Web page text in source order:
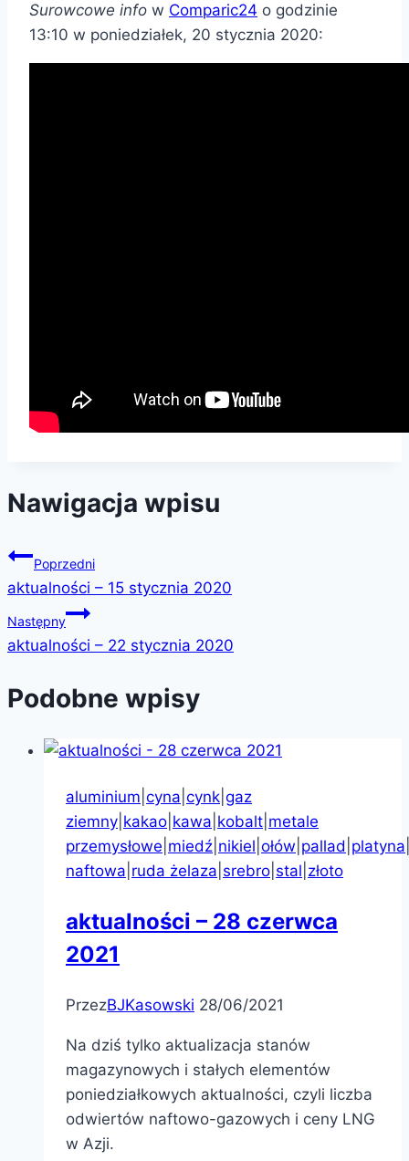
Surowcowe info w Comparic24 o godzinie
13:10 w poniedziałek, 20 stycznia 2020:
Nawigacja wpisu
Poprzedni
aktualności – 15 stycznia 2020
Następny
aktualności – 22 stycznia 2020
Podobne wpisy
aluminium cyna cynk gaz
ziemny kakao kawa kobalt metale
przemysłowe miedź nikiel ołów pallad platyna
naftowa ruda żelaza srebro stal złoto
aktualności – 28 czerwca
2021
PrzezBJKasowski 28/06/2021
Na dziś tylko aktualizacja stanów
magazynowych i stałych elementów
poniedziałkowych aktualności, czyli liczba
odwiertów naftowo-gazowych i ceny LNG
w Azji.